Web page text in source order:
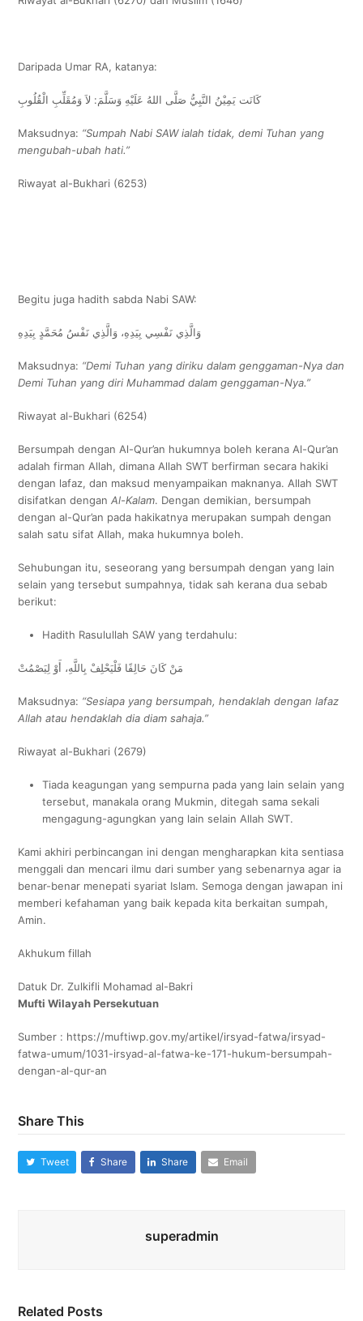
Daripada Umar RA, katanya:
كَانَت يَمِيْنُ النَّبِيُّ صَلَّى اللهُ عَلَيْهِ وَسَلَّمَ: لاَ وَمُقَلِّبِ الْقُلُوبِ
Maksudnya: “Sumpah Nabi SAW ialah tidak, demi Tuhan yang
mengubah-ubah hati.”
Riwayat al-Bukhari (6253)
Begitu juga hadith sabda Nabi SAW:
وَالَّذِي نَفْسِي بِيَدِهِ، وَالَّذِي نَفْسُ مُحَمَّدٍ بِيَدِهِ
Maksudnya: “Demi Tuhan yang diriku dalam genggaman-Nya dan
Demi Tuhan yang diri Muhammad dalam genggaman-Nya.”
Riwayat al-Bukhari (6254)
Bersumpah dengan Al-Qur’an hukumnya boleh kerana Al-Qur’an
adalah firman Allah, dimana Allah SWT berfirman secara hakiki
dengan lafaz, dan maksud menyampaikan maknanya. Allah SWT
disifatkan denganAl-Kalam. Dengan demikian, bersumpah
dengan al-Qur’an pada hakikatnya merupakan sumpah dengan
salah satu sifat Allah, maka hukumnya boleh.
Sehubungan itu, seseorang yang bersumpah dengan yang lain
selain yang tersebut sumpahnya, tidak sah kerana dua sebab
berikut:
Hadith Rasulullah SAW yang terdahulu:
مَنْ كَانَ حَالِفًا فَلْيَحْلِفْ بِاللَّهِ، أَوْ لِيَصْمُتْ
Maksudnya: “Sesiapa yang bersumpah, hendaklah dengan lafaz
Allah atau hendaklah dia diam sahaja.”
Riwayat al-Bukhari (2679)
Tiada keagungan yang sempurna pada yang lain selain yang
tersebut, manakala orang Mukmin, ditegah sama sekali
mengagung-agungkan yang lain selain Allah SWT.
Kami akhiri perbincangan ini dengan mengharapkan kita sentiasa
menggali dan mencari ilmu dari sumber yang sebenarnya agar ia
benar-benar menepati syariat Islam. Semoga dengan jawapan ini
memberi kefahaman yang baik kepada kita berkaitan sumpah,
Amin.
Akhukum fillah
Datuk Dr. Zulkifli Mohamad al-Bakri
Mufti Wilayah Persekutuan
Sumber : https://muftiwp.gov.my/artikel/irsyad-fatwa/irsyad-
fatwa-umum/1031-irsyad-al-fatwa-ke-171-hukum-bersumpah-
dengan-al-qur-an
Share This
Tweet Share Share Email
superadmin
Related Posts